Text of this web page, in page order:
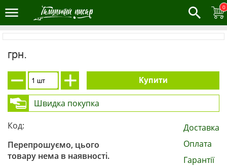
0
грн.
Купити
Швидка покупка
Код:
Перепрошуємо, цього
товару нема в наявності.
Доставка
Оплата
Гарантії